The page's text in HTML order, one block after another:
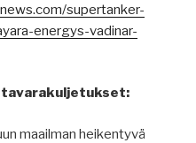
supertanker-
energys-vadinar-
maailman heikentyvä